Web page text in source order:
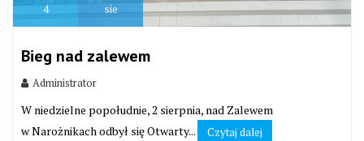
4 sie
Bieg nad zalewem
Administrator
W niedzielne popołudnie, 2 sierpnia, nad Zalewem
w Narożnikach odbył się Otwarty...
Czytaj dalej